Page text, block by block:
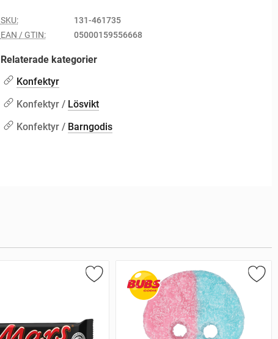
SKU:
131-461735
EAN / GTIN:
05000159556668
Relaterade kategorier
Konfektyr
Konfektyr / Lösvikt
Konfektyr / Barngodis